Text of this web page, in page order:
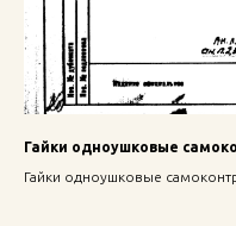
Гайки одноушковые
Гайки одноушковые